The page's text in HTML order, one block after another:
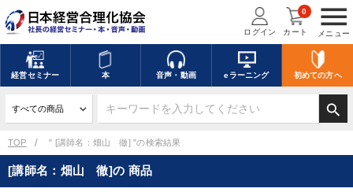
menu
メニュー
ログイン カート
0
経営セミナー 本 音声・動画 eラーニング 初めての方へ
search
TOP " [講師名：畑山 徹] "の検索結果
[講師名：畑山 徹]の 商品